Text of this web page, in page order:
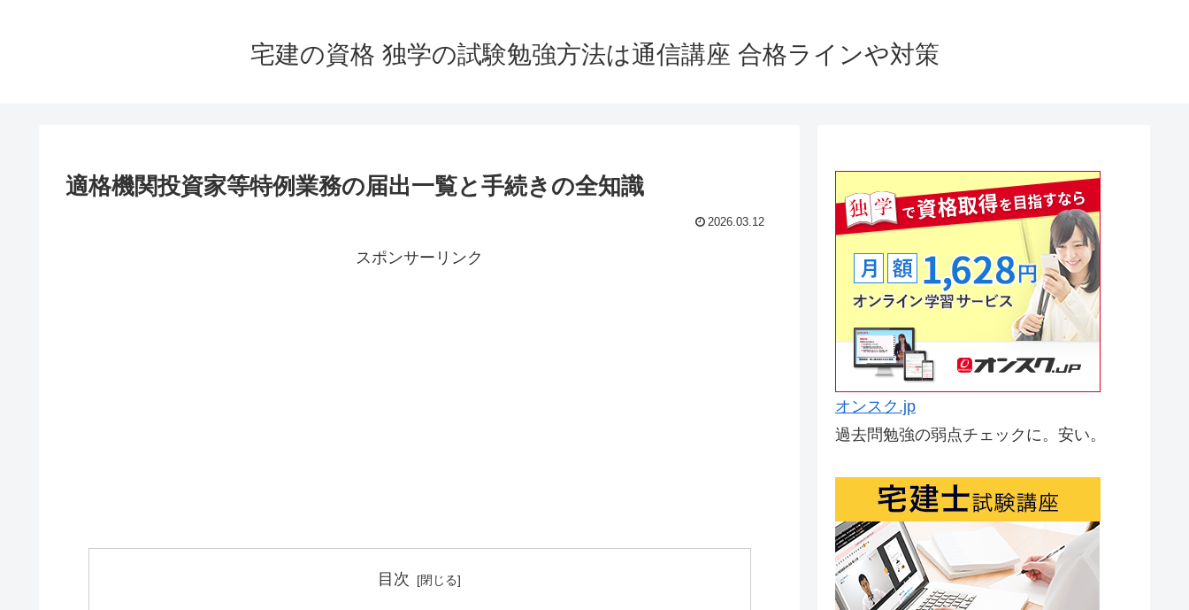
宅建の資格 独学の試験勉強方法は通信講座 合格ラインや対策
適格機関投資家等特例業務の届出一覧と手続きの全知識
2026.03.12
スポンサーリンク
目次
オンスク.jp
過去問勉強の弱点チェックに。安い。